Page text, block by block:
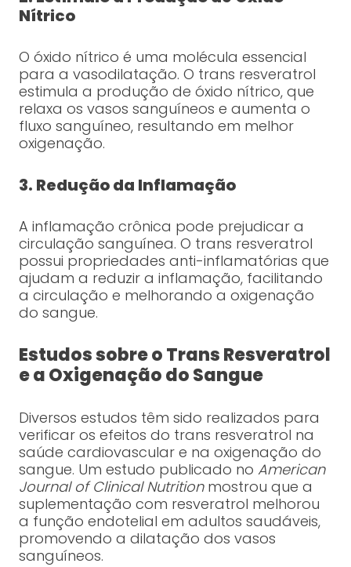
Nítrico
O óxido nítrico é uma molécula essencial
para a vasodilatação. O trans resveratrol
estimula a produção de óxido nítrico, que
relaxa os vasos sanguíneos e aumenta o
fluxo sanguíneo, resultando em melhor
oxigenação.
3. Redução da Inflamação
A inflamação crônica pode prejudicar a
circulação sanguínea. O trans resveratrol
possui propriedades anti-inflamatórias que
ajudam a reduzir a inflamação, facilitando
a circulação e melhorando a oxigenação
do sangue.
Estudos sobre o Trans Resveratrol
e a Oxigenação do Sangue
Diversos estudos têm sido realizados para
verificar os efeitos do trans resveratrol na
saúde cardiovascular e na oxigenação do
sangue. Um estudo publicado no American
Journal of Clinical Nutritionmostrou que a
suplementação com resveratrol melhorou
a função endotelial em adultos saudáveis,
promovendo a dilatação dos vasos
sanguíneos.